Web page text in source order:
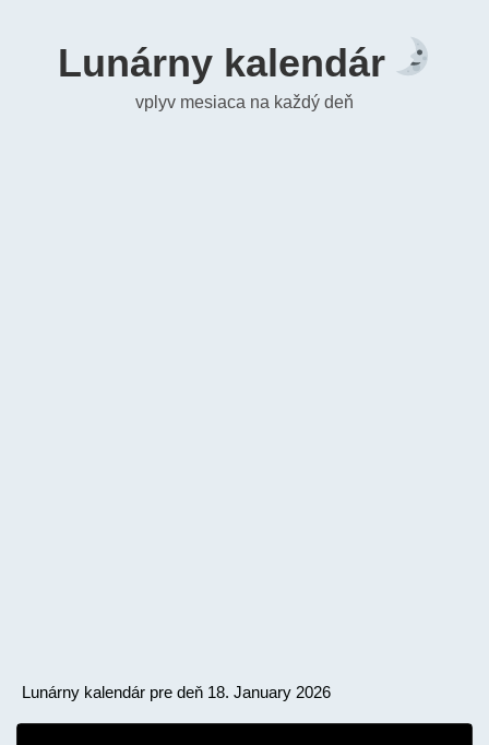
Lunárny kalendár
vplyv mesiaca na každý deň
Lunárny kalendár pre deň 18. January 2026